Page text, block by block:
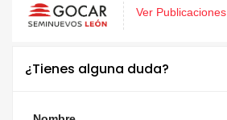
Ver Publicaciones
¿Tienes alguna duda?